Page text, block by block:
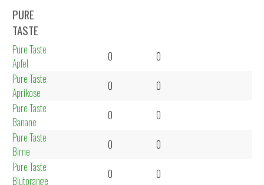
PURE
TASTE
Pure Taste
Apfel
0
0
Pure Taste
Aprikose
0
0
Pure Taste
Banane
0
0
Pure Taste
Birne
0
0
Pure Taste
Blutorange
0
0